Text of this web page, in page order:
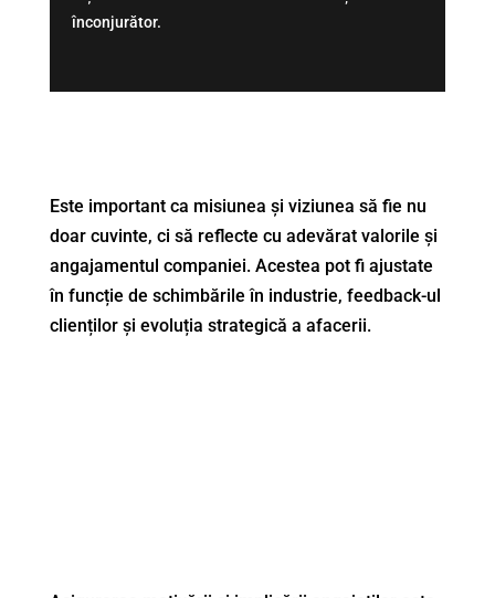
înconjurător.
Este important ca misiunea și viziunea să fie nu
doar cuvinte, ci să reflecte cu adevărat valorile și
angajamentul companiei. Acestea pot fi ajustate
în funcție de schimbările în industrie, feedback-ul
clienților și evoluția strategică a afacerii.